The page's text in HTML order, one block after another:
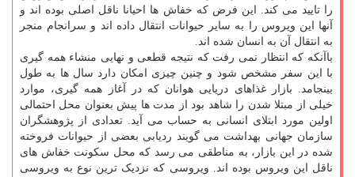
را تایید می کند. این فرض که خفاش ها احیانا ناقل اصلی بوده اند و
آنها این ویروس را به سایر حیوانات انتقال داده اند و سرانجام منجر
به انتقال آن به انسان شده اند.
باآنکه که انتظار نمی رفت که نتیجه قطعی و نهایی منشاء همه گیری
با این سفر مشخص شود و چنین چیزی امکان دارد سال ها به طول
بینجامد. بازار غذاهای دریایی هوانان که در آغاز همه گیری، موارد
خیلی از مبتلا شدن را شاهد بود از مدت ها پیش بعنوان محل احتمالی
اولین مورد ابتلای انسانی به حساب می آید. تعدادی از پژوهشگران
سازمان جهانی بهداشت می گویند ردیابی بعضی از حیوانات فروخته
شده در این بازار، به مناطقی می رسد که محل سکونت خفاش های
ناقل این ویروس بوده اند. ویروسی که نزدیک ترین نوع به ویروسی